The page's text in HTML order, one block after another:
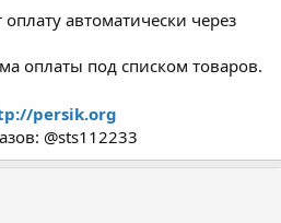
автоматически через
оплаты под списком товаров.
persik.org
@sts112233